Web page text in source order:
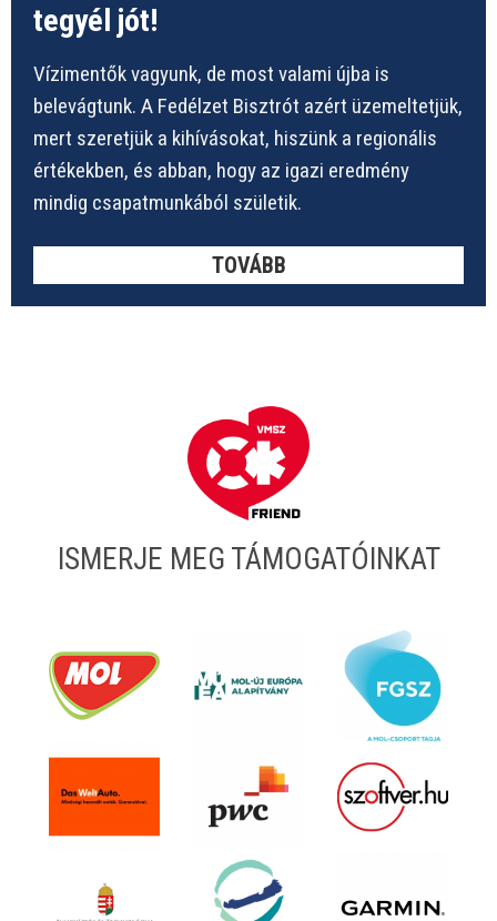
tegyél jót!
Vízimentők vagyunk, de most valami újba is
belevágtunk. A Fedélzet Bisztrót azért üzemeltetjük,
mert szeretjük a kihívásokat, hiszünk a regionális
értékekben, és abban, hogy az igazi eredmény
mindig csapatmunkából születik.
TOVÁBB
ISMERJE MEG TÁMOGATÓINKAT